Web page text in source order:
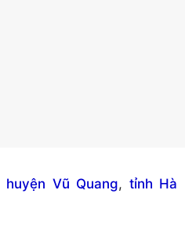
huyện Vũ Quang, tỉnh Hà